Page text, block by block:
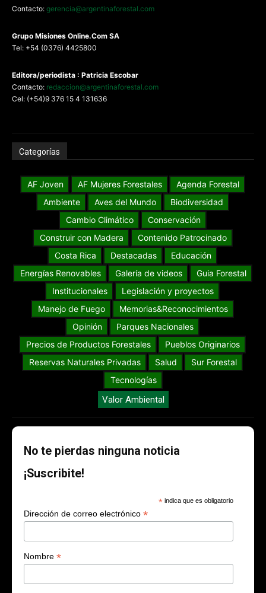
Contacto: gerencia@argentinaforestal.com
Grupo Misiones Online.Com SA
Tel: +54 (0376) 4425800
Editora/periodista : Patricia Escobar
Contacto: redaccion@argentinaforestal.com
Cel: (+54)9 376 15 4 131636
Categorías
AF Joven AF Mujeres Forestales
Agenda Forestal
Ambiente
Aves del Mundo
Biodiversidad
Cambio Climático
Conservación
Construir con Madera
Contenido Patrocinado
Costa Rica
Destacadas
Educación
Energías Renovables
Galería de videos
Guia Forestal
Institucionales
Legislación y proyectos
Manejo de Fuego
Memorias&Reconocimientos
Opinión
Parques Nacionales
Precios de Productos Forestales
Pueblos Originarios
Reservas Naturales Privadas
Salud
Sur Forestal
Tecnologías
Valor Ambiental
No te pierdas ninguna noticia
¡Suscribite!
* indica que es obligatorio
Dirección de correo electrónico *
Nombre *